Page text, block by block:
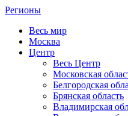
Регионы
Весь мир
Москва
Центр
Весь Центр
Московская
Белгородская
Брянская область
Владимирская